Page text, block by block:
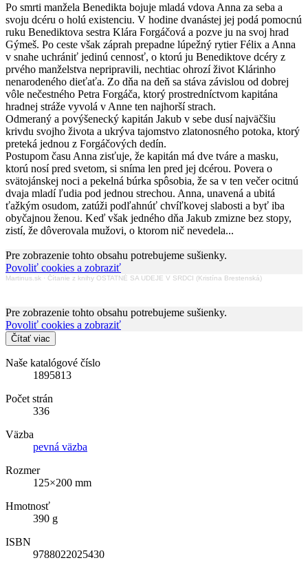
Po smrti manžela Benedikta bojuje mladá vdova Anna za seba a
svoju dcéru o holú existenciu. V hodine dvanástej jej podá pomocnú
ruku Benediktova sestra Klára Forgáčová a pozve ju na svoj hrad
Gýmeš. Po ceste však záprah prepadne lúpežný rytier Félix a Anna
v snahe uchrániť jedinú cennosť, o ktorú ju Benediktove dcéry z
prvého manželstva nepripravili, nechtiac ohrozí život Klárinho
nenarodeného dieťaťa. Zo dňa na deň sa stáva závislou od dobrej
vôle nečestného Petra Forgáča, ktorý prostredníctvom kapitána
hradnej stráže vyvolá v Anne ten najhorší strach.
Odmeraný a povýšenecký kapitán Jakub v sebe dusí najväčšiu
krivdu svojho života a ukrýva tajomstvo zlatonosného potoka, ktorý
preteká jednou z Forgáčových dedín.
Postupom času Anna zisťuje, že kapitán má dve tváre a masku,
ktorú nosí pred svetom, si sníma len pred jej dcérou. Povera o
svätojánskej noci a pekelná búrka spôsobia, že sa v ten večer ocitnú
dvaja mladí ľudia pod jednou strechou. Anna, unavená a ubitá
ťažkým osudom, zatúži podľahnúť chvíľkovej slabosti a byť iba
obyčajnou ženou. Keď však jedného dňa Jakub zmizne bez stopy,
zistí, že dôverovala mužovi, o ktorom nič nevedela...
Pre zobrazenie tohto obsahu potrebujeme sušienky.
Povoliť cookies a zobraziť
Martinus.sk · Čítanie z knihy OSTATNÉ SA UDEJE V SRDCI (Kristína Brestenská)
Pre zobrazenie tohto obsahu potrebujeme sušienky.
Povoliť cookies a zobraziť
Čítať viac
Naše katalógové číslo
1895813
Počet strán
336
Väzba
pevná väzba
Rozmer
125×200 mm
Hmotnosť
390 g
ISBN
9788022025430